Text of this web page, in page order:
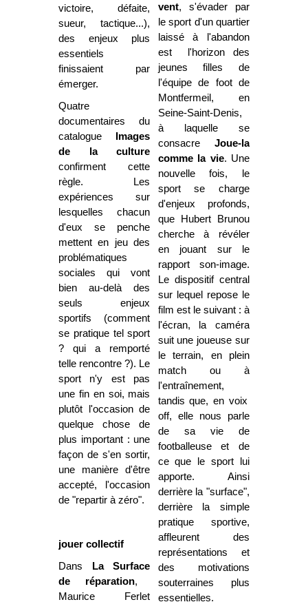
victoire, défaite,
sueur, tactique...),
des enjeux plus
essentiels
finissaient par
émerger.
Quatre
documentaires du
catalogue
Images
de la culture
confirment cette
règle. Les
expériences sur
lesquelles chacun
d'eux se penche
mettent en jeu des
problématiques
sociales qui vont
bien au-delà des
seuls enjeux
sportifs (comment
se pratique tel sport
? qui a remporté
telle rencontre ?). Le
sport n'y est pas
une fin en soi, mais
plutôt l'occasion de
quelque chose de
plus important : une
façon de s'en sortir,
une manière d'être
accepté, l'occasion
de "repartir à zéro".
jouer collectif
Dans
La Surface
de réparation,
Maurice Ferlet
vent, s'évader par
le sport d'un quartier
laissé à l'abandon
est l'horizon des
jeunes filles de
l'équipe de foot de
Montfermeil, en
Seine-Saint-Denis,
à laquelle se
consacre Joue-la
comme la vie. Une
nouvelle fois, le
sport se charge
d'enjeux profonds,
que Hubert Brunou
cherche à révéler
en jouant sur le
rapport son-image.
Le dispositif central
sur lequel repose le
film est le suivant : à
l'écran, la caméra
suit une joueuse sur
le terrain, en plein
match ou à
l'entraînement,
tandis que, en voix
off, elle nous parle
de sa vie de
footballeuse et de
ce que le sport lui
apporte. Ainsi
derrière la "surface",
derrière la simple
pratique sportive,
affleurent des
représentations et
des motivations
souterraines plus
essentielles.